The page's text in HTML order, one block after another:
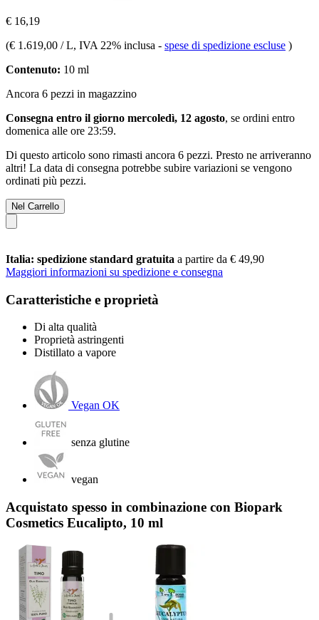
€ 16,19
(€ 1.619,00 / L, IVA 22% inclusa - spese di spedizione escluse )
Contenuto: 10 ml
Ancora 6 pezzi in magazzino
Consegna entro il giorno mercoledì, 12 agosto, se ordini entro
domenica alle ore 23:59.
Di questo articolo sono rimasti ancora 6 pezzi. Presto ne arriveranno
altri! La data di consegna potrebbe subire variazioni se vengono
ordinati più pezzi.
Nel Carrello
Italia: spedizione standard gratuita a partire da € 49,90
Maggiori informazioni su spedizione e consegna
Caratteristiche e proprietà
Di alta qualità
Proprietà astringenti
Distillato a vapore
Vegan OK
senza glutine
vegan
Acquistato spesso in combinazione con Biopark
Cosmetics Eucalipto, 10 ml